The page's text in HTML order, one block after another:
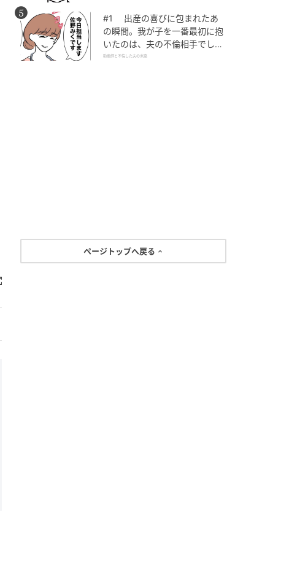
#1 出産の喜びに包まれたあ
の瞬間。我が子を一番最初に抱
いたのは、夫の不倫相手でし
た。
助産師と不倫した夫の末路
ページトップへ戻る